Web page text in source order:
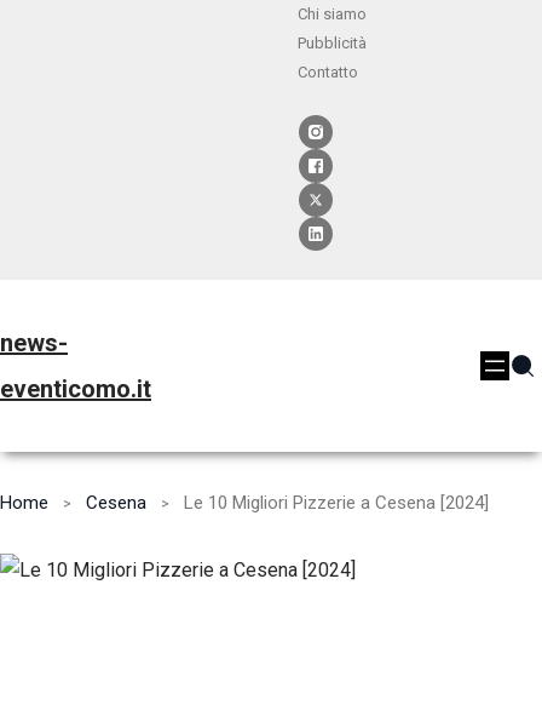
Chi siamo
Pubblicità
Contatto
news-
eventicomo.it
Home Cesena Le 10 Migliori Pizzerie a Cesena [2024]